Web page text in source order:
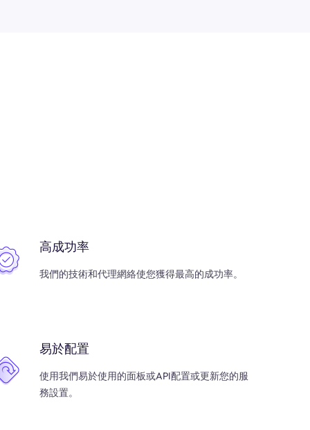
高成功率
我們的技術和代理網絡使您獲得最高的成功率。
易於配置
使用我們易於使用的面板或API配置或更新您的服
務設置。